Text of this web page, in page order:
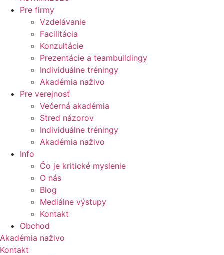
Pre firmy
Vzdelávanie
Facilitácia
Konzultácie
Prezentácie a teambuildingy
Individuálne tréningy
Akadémia naživo
Pre verejnosť
Večerná akadémia
Stred názorov
Individuálne tréningy
Akadémia naživo
Info
Čo je kritické myslenie
O nás
Blog
Mediálne výstupy
Kontakt
Obchod
Akadémia naživo
Kontakt